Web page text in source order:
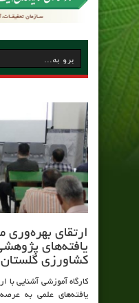
ارتقای بهره‌وری
یافته‌های
کشاورزی گلستان
کارگاه آموزشی آشنایی با
یافته‌های علمی به عرصه